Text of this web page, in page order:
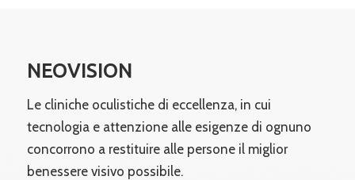
NEOVISION
Le cliniche oculistiche di eccellenza, in cui
tecnologia e attenzione alle esigenze di ognuno
concorrono a restituire alle persone il miglior
benessere visivo possibile.